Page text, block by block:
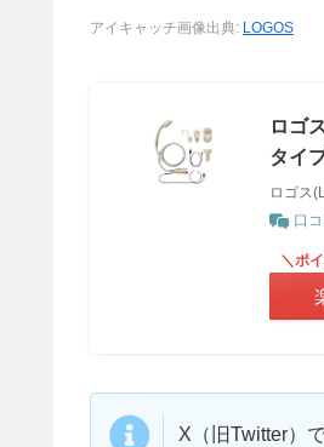
アイキャッチ画像出典: LOGOS
ロゴ
タイ
ロゴス
口
＼ポ
X（旧Twitter）